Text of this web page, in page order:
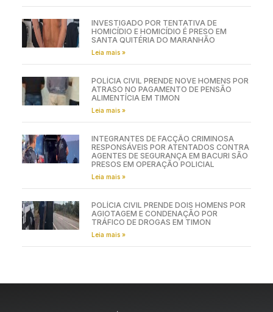
INVESTIGADO POR TENTATIVA DE
HOMICÍDIO E HOMICÍDIO É PRESO EM
SANTA QUITÉRIA DO MARANHÃO
Leia mais »
POLÍCIA CIVIL PRENDE NOVE HOMENS POR
ATRASO NO PAGAMENTO DE PENSÃO
ALIMENTÍCIA EM TIMON
Leia mais »
INTEGRANTES DE FACÇÃO CRIMINOSA
RESPONSÁVEIS POR ATENTADOS CONTRA
AGENTES DE SEGURANÇA EM BACURI SÃO
PRESOS EM OPERAÇÃO POLICIAL
Leia mais »
POLÍCIA CIVIL PRENDE DOIS HOMENS POR
AGIOTAGEM E CONDENAÇÃO POR
TRÁFICO DE DROGAS EM TIMON
Leia mais »